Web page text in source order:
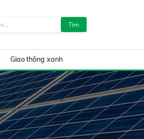
Tìm
Giao thông xanh